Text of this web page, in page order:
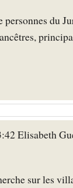
du
Elisabeth
sur les